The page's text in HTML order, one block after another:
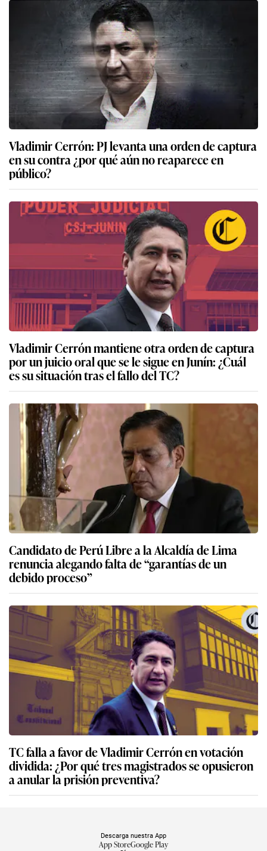
Vladimir Cerrón: PJ levanta una orden de captura
en su contra ¿por qué aún no reaparece en
público?
Vladimir Cerrón mantiene otra orden de captura
por un juicio oral que se le sigue en Junín: ¿Cuál
es su situación tras el fallo del TC?
Candidato de Perú Libre a la Alcaldía de Lima
renuncia alegando falta de “garantías de un
debido proceso”
TC falla a favor de Vladimir Cerrón en votación
dividida: ¿Por qué tres magistrados se opusieron
a anular la prisión preventiva?
Descarga nuestra App
App StoreGoogle Play